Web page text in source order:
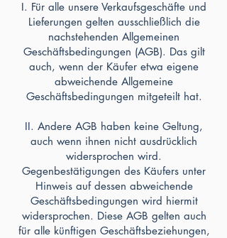
I. Für alle unsere Verkaufsgeschäfte und
Lieferungen gelten ausschließlich die
nachstehenden Allgemeinen
Geschäftsbedingungen (AGB). Das gilt
auch, wenn der Käufer etwa eigene
abweichende Allgemeine
Geschäftsbedingungen mitgeteilt hat.
II. Andere AGB haben keine Geltung,
auch wenn ihnen nicht ausdrücklich
widersprochen wird.
Gegenbestätigungen des Käufers unter
Hinweis auf dessen abweichende
Geschäftsbedingungen wird hiermit
widersprochen. Diese AGB gelten auch
für alle künftigen Geschäftsbeziehungen,